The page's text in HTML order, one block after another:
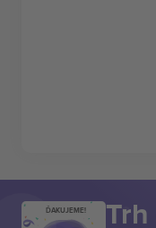
ĎAKUJEME!